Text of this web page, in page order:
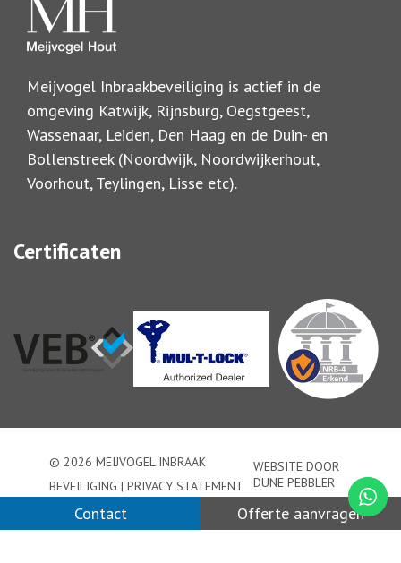
Meijvogel Inbraakbeveiliging is actief in de
omgeving Katwijk, Rijnsburg, Oegstgeest,
Wassenaar, Leiden, Den Haag en de Duin- en
Bollenstreek (Noordwijk, Noordwijkerhout,
Voorhout, Teylingen, Lisse etc).
Certificaten
© 2026 MEIJVOGEL INBRAAK
BEVEILIGING | PRIVACY STATEMENT
WEBSITE DOOR
DUNE PEBBLER
Contact Offerte aanvragen